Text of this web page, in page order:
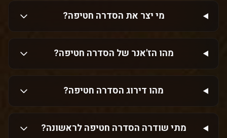
מי יצר את הסדרה חטיפה?
מהו הז'אנר של הסדרה חטיפה?
מהו דירוג הסדרה חטיפה?
מתי שודרה הסדרה חטיפה לראשונה?